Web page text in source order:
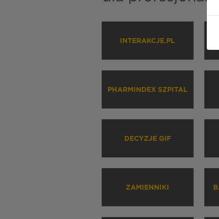
INTERAKCJE.PL
PHARMINDEX SZPITAL
DECYZJE GIF
ZAMIENNIKI